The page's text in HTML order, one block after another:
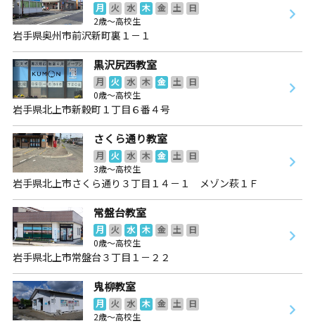
月 火 水 木 金 土
日
2歳～高校生
岩手県奥州市前沢新町裏１－１
黒沢尻西教室
月 火 水 木 金 土
日
0歳～高校生
岩手県北上市新穀町１丁目６番４号
さくら通り教室
月 火 水 木 金 土
日
3歳～高校生
岩手県北上市さくら通り３丁目１４－１ メゾン萩１Ｆ
常盤台教室
月 火 水 木 金 土
日
0歳～高校生
岩手県北上市常盤台３丁目１－２２
鬼柳教室
月 火 水 木 金 土
日
2歳～高校生